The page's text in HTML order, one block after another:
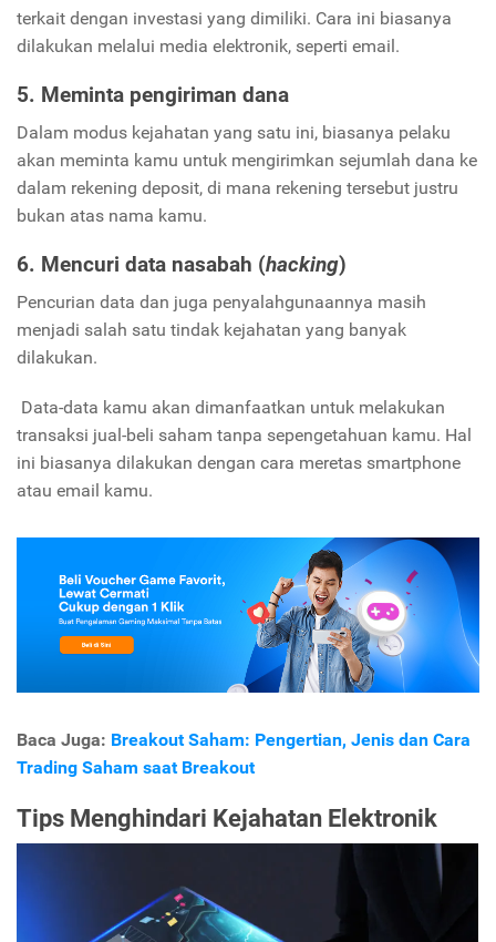
terkait dengan investasi yang dimiliki. Cara ini biasanya
dilakukan melalui media elektronik, seperti email.
5. Meminta pengiriman dana
Dalam modus kejahatan yang satu ini, biasanya pelaku
akan meminta kamu untuk mengirimkan sejumlah dana ke
dalam rekening deposit, di mana rekening tersebut justru
bukan atas nama kamu.
6. Mencuri data nasabah (hacking)
Pencurian data dan juga penyalahgunaannya masih
menjadi salah satu tindak kejahatan yang banyak
dilakukan.
Data-data kamu akan dimanfaatkan untuk melakukan
transaksi jual-beli saham tanpa sepengetahuan kamu. Hal
ini biasanya dilakukan dengan cara meretas smartphone
atau email kamu.
Baca Juga: Breakout Saham: Pengertian, Jenis dan Cara
Trading Saham saat Breakout
Tips Menghindari Kejahatan Elektronik